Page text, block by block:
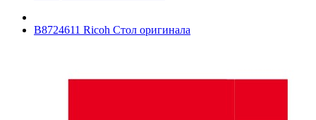
B8724611 Ricoh Стол оригинала